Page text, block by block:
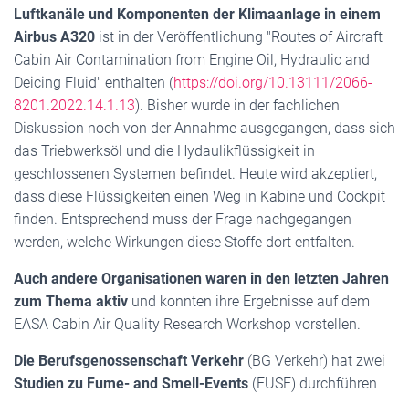
Luftkanäle und Komponenten der Klimaanlage in einem
Airbus A320 ist in der Veröffentlichung "Routes of Aircraft
Cabin Air Contamination from Engine Oil, Hydraulic and
Deicing Fluid" enthalten (https://doi.org/10.13111/2066-
8201.2022.14.1.13). Bisher wurde in der fachlichen
Diskussion noch von der Annahme ausgegangen, dass sich
das Triebwerksöl und die Hydaulikflüssigkeit in
geschlossenen Systemen befindet. Heute wird akzeptiert,
dass diese Flüssigkeiten einen Weg in Kabine und Cockpit
finden. Entsprechend muss der Frage nachgegangen
werden, welche Wirkungen diese Stoffe dort entfalten.
Auch andere Organisationen waren in den letzten Jahren
zum Thema aktiv und konnten ihre Ergebnisse auf dem
EASA Cabin Air Quality Research Workshop vorstellen.
Die Berufsgenossenschaft Verkehr (BG Verkehr) hat zwei
Studien zu Fume- and Smell-Events (FUSE) durchführen